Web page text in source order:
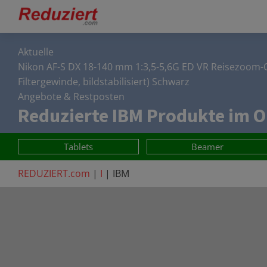
Aktuelle
Nikon AF-S DX 18-140 mm 1:3,5-5,6G ED VR
Filtergewinde, bildstabilisiert) Schwarz
Angebote & Restposten
Reduzierte IBM Produkte im
Tablets Beamer
REDUZIERT.com | I | IBM